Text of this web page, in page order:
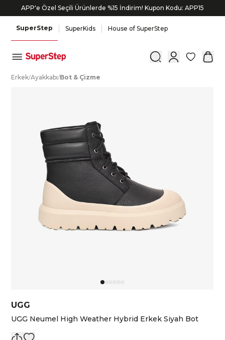
APP'e Özel Seçili Ürünlerde %15 İndirim! Kupon Kodu: APP15
SuperStep SuperKids House of SuperStep
0
Erkek/Ayakkabı/Bot & Çizme
UGG
UGG Neumel High Weather Hybrid Erkek Siyah Bot